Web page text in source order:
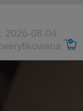
2026-08-04